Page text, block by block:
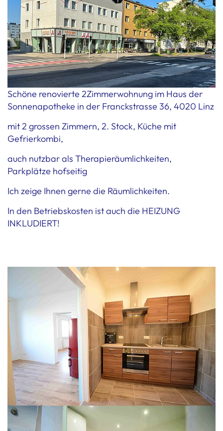
Schöne renovierte 2Zimmerwohnung im Haus der
Sonnenapotheke in der Franckstrasse 36, 4020 Linz
mit 2 grossen Zimmern, 2. Stock, Küche mit
Gefrierkombi,
auch nutzbar als Therapieräumlichkeiten,
Parkplätze hofseitig
Ich zeige Ihnen gerne die Räumlichkeiten.
In den Betriebskosten ist auch die HEIZUNG
INKLUDIERT!